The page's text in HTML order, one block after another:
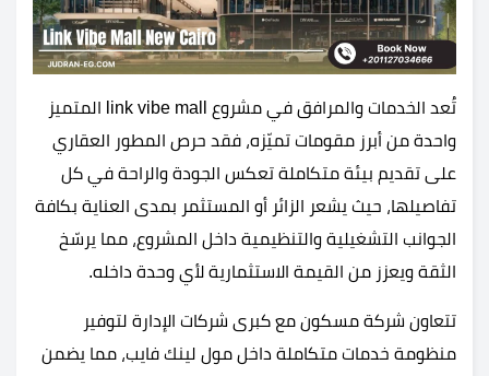
تُعد الخدمات والمرافق في مشروع link vibe mall المتميز
واحدة من أبرز مقومات تميّزه، فقد حرص المطور العقاري
على تقديم بيئة متكاملة تعكس الجودة والراحة في كل
تفاصيلها، حيث يشعر الزائر أو المستثمر بمدى العناية بكافة
الجوانب التشغيلية والتنظيمية داخل المشروع، مما يرسّخ
الثقة ويعزز من القيمة الاستثمارية لأي وحدة داخله.
تتعاون شركة مسكون مع كبرى شركات الإدارة لتوفير
منظومة خدمات متكاملة داخل مول لينك فايب، مما يضمن